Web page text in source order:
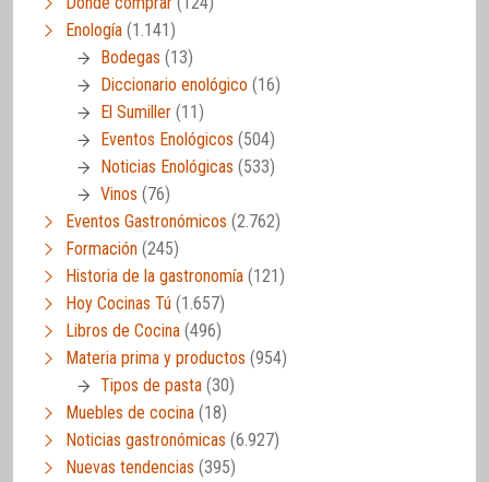
Enología (1.141)
Bodegas (13)
Diccionario enológico (16)
El Sumiller (11)
Eventos Enológicos (504)
Noticias Enológicas (533)
Vinos (76)
Eventos Gastronómicos (2.762)
Formación (245)
Historia de la gastronomía (121)
Hoy Cocinas Tú (1.657)
Libros de Cocina (496)
Materia prima y productos (954)
Tipos de pasta (30)
Muebles de cocina (18)
Noticias gastronómicas (6.927)
Nuevas tendencias (395)